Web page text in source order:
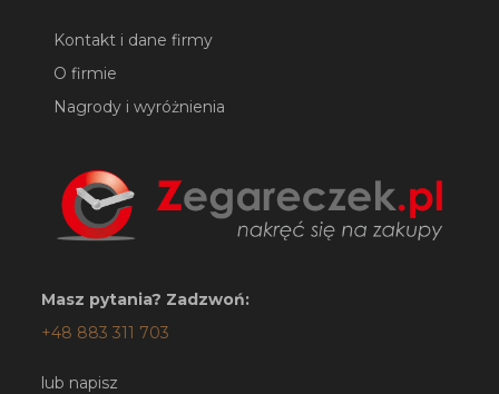
Kontakt i dane firmy
O firmie
Nagrody i wyróżnienia
Masz pytania? Zadzwoń:
+48 883 311 703
lub napisz